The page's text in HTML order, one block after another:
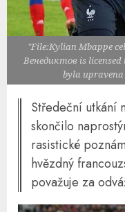
"File:Kylian Mbappe
Венедиктов is licensed
byla
Středeční utkání
skončilo
rasistické
hvězdný
považuje za